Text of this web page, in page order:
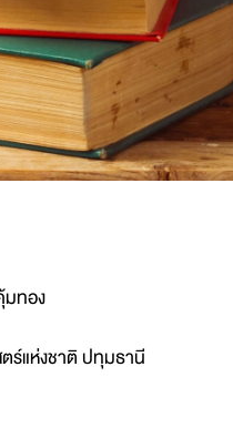
ทอง
แห่งชาติ ปทุมธานี